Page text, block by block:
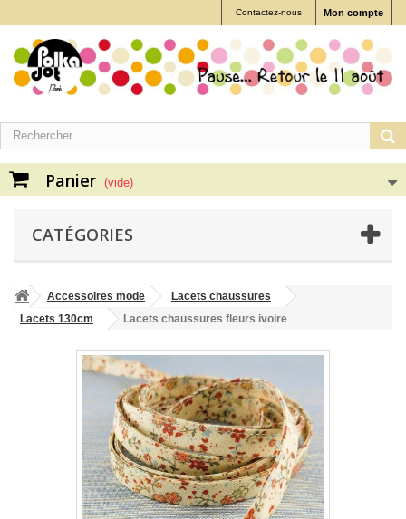
Mon compte
Contactez-nous
Panier (vide)
CATÉGORIES
Accessoires mode
Lacets chaussures
Lacets 130cm
Lacets chaussures fleurs ivoire